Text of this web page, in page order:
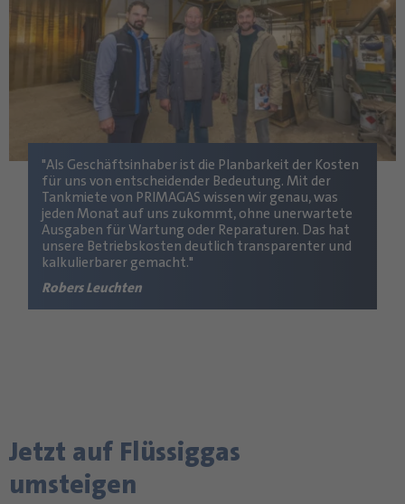
"Als Geschäftsinhaber ist die Planbarkeit der Kosten
für uns von entscheidender Bedeutung. Mit der
Tankmiete von PRIMAGAS wissen wir genau, was
jeden Monat auf uns zukommt, ohne unerwartete
Ausgaben für Wartung oder Reparaturen. Das hat
unsere Betriebskosten deutlich transparenter und
kalkulierbarer gemacht."
Robers Leuchten
Jetzt auf Flüssiggas
umsteigen